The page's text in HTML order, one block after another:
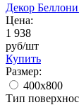
Декор
Цена:
1 938
руб/шт
Купить
Размер:
400х800
Тип